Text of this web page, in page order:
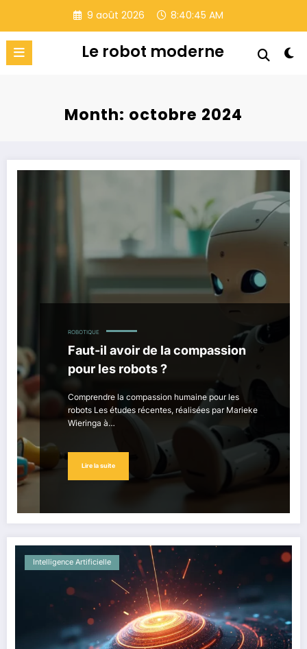
contenu
9 août 2026 8:40:47 AM
Le robot moderne
Month: octobre 2024
ROBOTIQUE
Faut-il avoir de la compassion
pour les robots ?
Comprendre la compassion humaine pour les
robots Les études récentes, réalisées par Marieke
Wieringa à…
Lire la suite
Intelligence Artificielle